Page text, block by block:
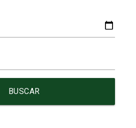
BUSCAR